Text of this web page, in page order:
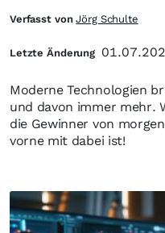
Moderne Technologien
und davon immer mehr.
die Gewinner von
vorne mit dabei ist!
Verfasst vonJörg Schulte
Letzte Änderung